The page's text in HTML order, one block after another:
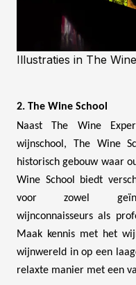
Illustraties in The
2. The Wine School
Naast The Wine
wijnschool, The Wine
historisch gebouw waar
Wine School biedt
voor zowel
wijnconnaisseurs als
Maak kennis met het
wijnwereld in op een
relaxte manier met een